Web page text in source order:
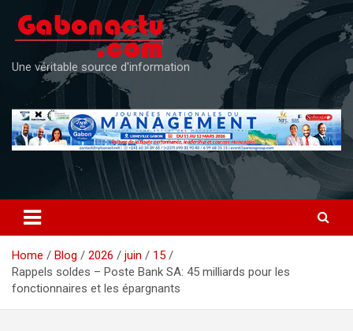
content
Une véritable source d'information
Home Blog 2026 juin
15
Rappels soldes – Poste Bank SA: 45 milliards pour les
fonctionnaires et les épargnants